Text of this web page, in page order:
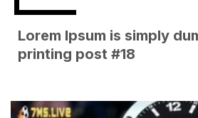
Lorem Ipsum is simply
printing post #18